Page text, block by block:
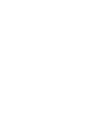
Raum,
Fotograf